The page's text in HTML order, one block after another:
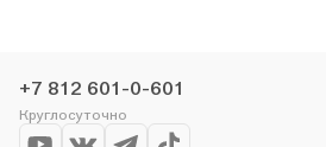
выгоду!
+7 812 601-0-601
Круглосуточно